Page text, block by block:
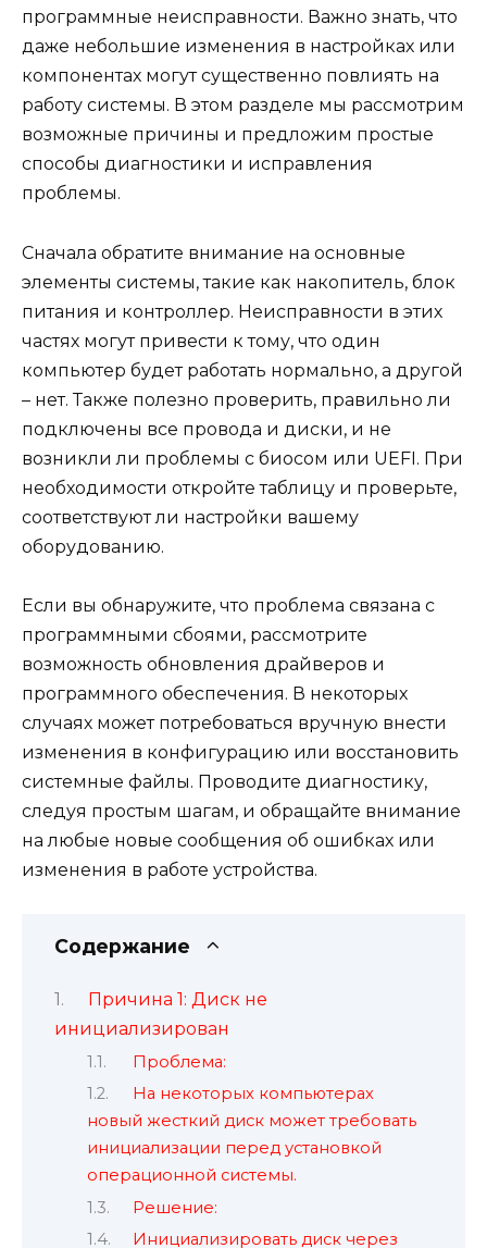
программные неисправности. Важно знать, что
даже небольшие изменения в настройках или
компонентах могут существенно повлиять на
работу системы. В этом разделе мы рассмотрим
возможные причины и предложим простые
способы диагностики и исправления
проблемы.
Сначала обратите внимание на основные
элементы системы, такие как накопитель, блок
питания и контроллер. Неисправности в этих
частях могут привести к тому, что один
компьютер будет работать нормально, а другой
– нет. Также полезно проверить, правильно ли
подключены все провода и диски, и не
возникли ли проблемы с биосом или UEFI. При
необходимости откройте таблицу и проверьте,
соответствуют ли настройки вашему
оборудованию.
Если вы обнаружите, что проблема связана с
программными сбоями, рассмотрите
возможность обновления драйверов и
программного обеспечения. В некоторых
случаях может потребоваться вручную внести
изменения в конфигурацию или восстановить
системные файлы. Проводите диагностику,
следуя простым шагам, и обращайте внимание
на любые новые сообщения об ошибках или
изменения в работе устройства.
Содержание
Причина 1: Диск не
инициализирован
Проблема:
На некоторых компьютерах
новый жесткий диск может требовать
инициализации перед установкой
операционной системы.
Решение:
Инициализировать диск через